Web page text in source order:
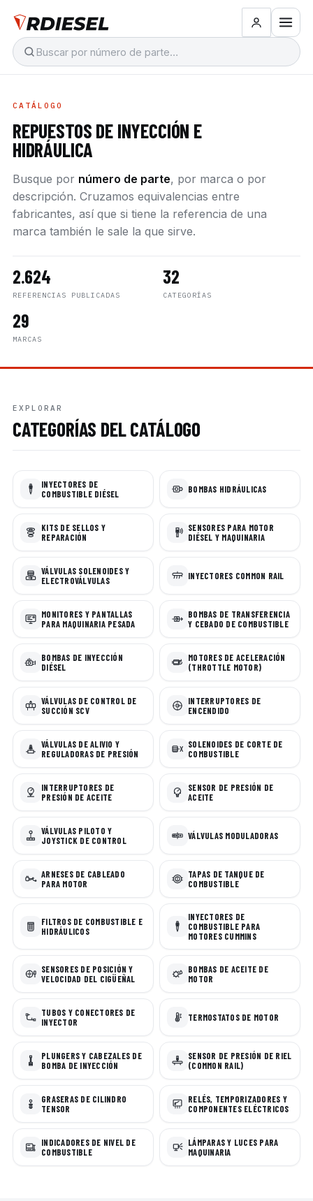
CATÁLOGO
REPUESTOS DE INYECCIÓN E
HIDRÁULICA
Busque por número de parte, por marca o por
descripción. Cruzamos equivalencias entre
fabricantes, así que si tiene la referencia de una
marca también le sale la que sirve.
2.624
REFERENCIAS PUBLICADAS
32
CATEGORÍAS
29
MARCAS
EXPLORAR
CATEGORÍAS DEL CATÁLOGO
INYECTORES DE
COMBUSTIBLE DIÉSEL
BOMBAS HIDRÁULICAS
KITS DE SELLOS Y
REPARACIÓN
SENSORES PARA MOTOR
DIÉSEL Y MAQUINARIA
VÁLVULAS SOLENOIDES Y
ELECTROVÁLVULAS
INYECTORES COMMON RAIL
MONITORES Y PANTALLAS
PARA MAQUINARIA PESADA
BOMBAS DE TRANSFERENCIA
Y CEBADO DE COMBUSTIBLE
BOMBAS DE INYECCIÓN
DIÉSEL
MOTORES DE ACELERACIÓN
(THROTTLE MOTOR)
VÁLVULAS DE CONTROL DE
SUCCIÓN SCV
INTERRUPTORES DE
ENCENDIDO
VÁLVULAS DE ALIVIO Y
REGULADORAS DE PRESIÓN
SOLENOIDES DE CORTE DE
COMBUSTIBLE
INTERRUPTORES DE
PRESIÓN DE ACEITE
SENSOR DE PRESIÓN DE
ACEITE
VÁLVULAS PILOTO Y
JOYSTICK DE CONTROL
VÁLVULAS MODULADORAS
ARNESES DE CABLEADO
PARA MOTOR
TAPAS DE TANQUE DE
COMBUSTIBLE
FILTROS DE COMBUSTIBLE E
HIDRÁULICOS
INYECTORES DE
COMBUSTIBLE PARA
MOTORES CUMMINS
SENSORES DE POSICIÓN Y
VELOCIDAD DEL CIGÜEÑAL
BOMBAS DE ACEITE DE
MOTOR
TUBOS Y CONECTORES DE
INYECTOR
TERMOSTATOS DE MOTOR
PLUNGERS Y CABEZALES DE
BOMBA DE INYECCIÓN
SENSOR DE PRESIÓN DE RIEL
(COMMON RAIL)
GRASERAS DE CILINDRO
TENSOR
RELÉS, TEMPORIZADORES Y
COMPONENTES ELÉCTRICOS
INDICADORES DE NIVEL DE
COMBUSTIBLE
LÁMPARAS Y LUCES PARA
MAQUINARIA